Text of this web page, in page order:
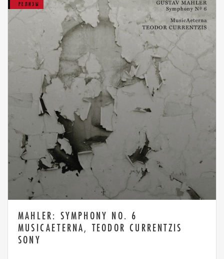
РЕЛИЗЫ
MAHLER: SYMPHONY NO. 6
MUSICAETERNA, TEODOR CURRENTZIS
SONY